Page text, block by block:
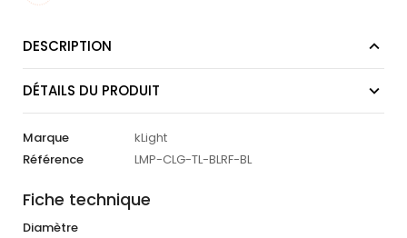
DESCRIPTION
DÉTAILS DU PRODUIT
Marque
kLight
Référence
LMP-CLG-TL-BLRF-BL
Fiche technique
Diamètre